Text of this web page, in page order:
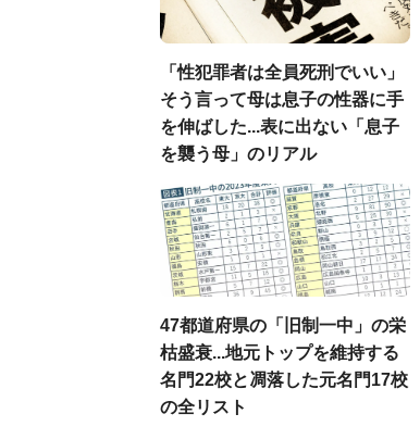
「性犯罪者は全員死刑でいい」
そう言って母は息子の性器に手
を伸ばした...表に出ない「息子
を襲う母」のリアル
47都道府県の「旧制一中」の栄
枯盛衰...地元トップを維持する
名門22校と凋落した元名門17校
の全リスト